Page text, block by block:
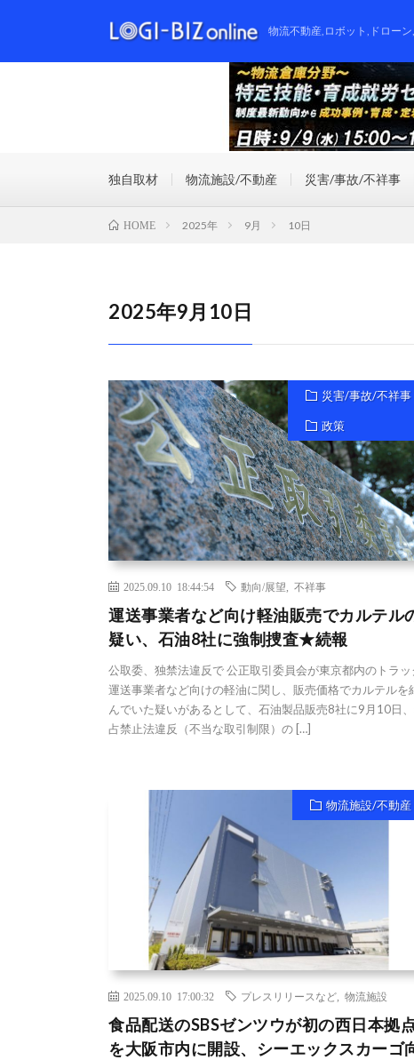
物流不動産,ロボット,ドロー
独自取材 物流施設/不動産 災害/事故/不祥事
HOME 2025年 9月 10日
2025年9月10日
災害/事故/不祥事
政策
2025.09.10 18:44:54 動向/展望 不祥事
運送事業者など向け軽油販売でカルテル
疑い、石油8社に強制捜査★続報
公取委、独禁法違反で 公正取引委員会が東京都内のトラッ
運送事業者など向けの軽油に関し、販売価格でカルテルを
んでいた疑いがあるとして、石油製品販売8社に9月10日
占禁止法違反（不当な取引制限）の […]
物流施設/不動産
2025.09.10 17:00:32 プレスリリースなど 物流施設
食品配送のSBSゼンツウが初の西日本拠
を大阪市内に開設、シーエックスカーゴ